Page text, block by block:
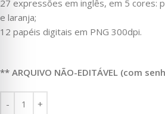
27 expressões em inglês, em 5 cores:
e laranja;
12 papéis digitais em PNG 300dpi.
** ARQUIVO NÃO-EDITÁVEL (com